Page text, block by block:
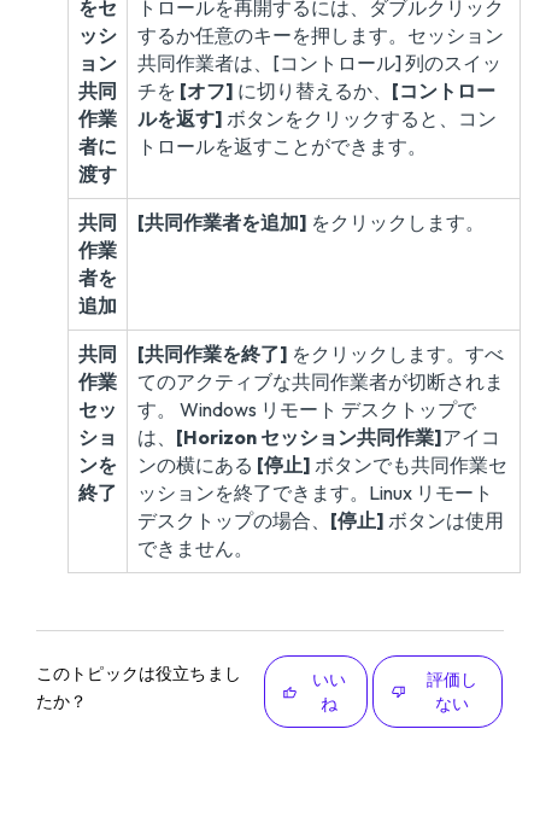
をセ
ッシ
ョン
共同
作業
者に
渡す
トロールを再開するには、ダブルクリック
するか任意のキーを押します。セッション
共同作業者は、[コントロール] 列のスイッ
チを [オフ] に切り替えるか、 [コントロー
ルを返す] ボタンをクリックすると、コン
トロールを返すことができます。
共同
作業
者を
追加
[共同作業者を追加] をクリックします。
共同
作業
セッ
ショ
ンを
終了
[共同作業を終了] をクリックします。すべ
てのアクティブな共同作業者が切断されま
す。 Windows リモート デスクトップで
は、 [Horizon セッション共同作業]アイコ
ンの横にある [停止] ボタンでも共同作業セ
ッションを終了できます。Linux リモート
デスクトップの場合、 [停止] ボタンは使用
できません。
このトピックは役立ちまし
たか？
いい
ね
評価し
ない